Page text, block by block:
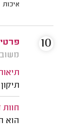
איכות
משוב: 08/02/
הוא
10